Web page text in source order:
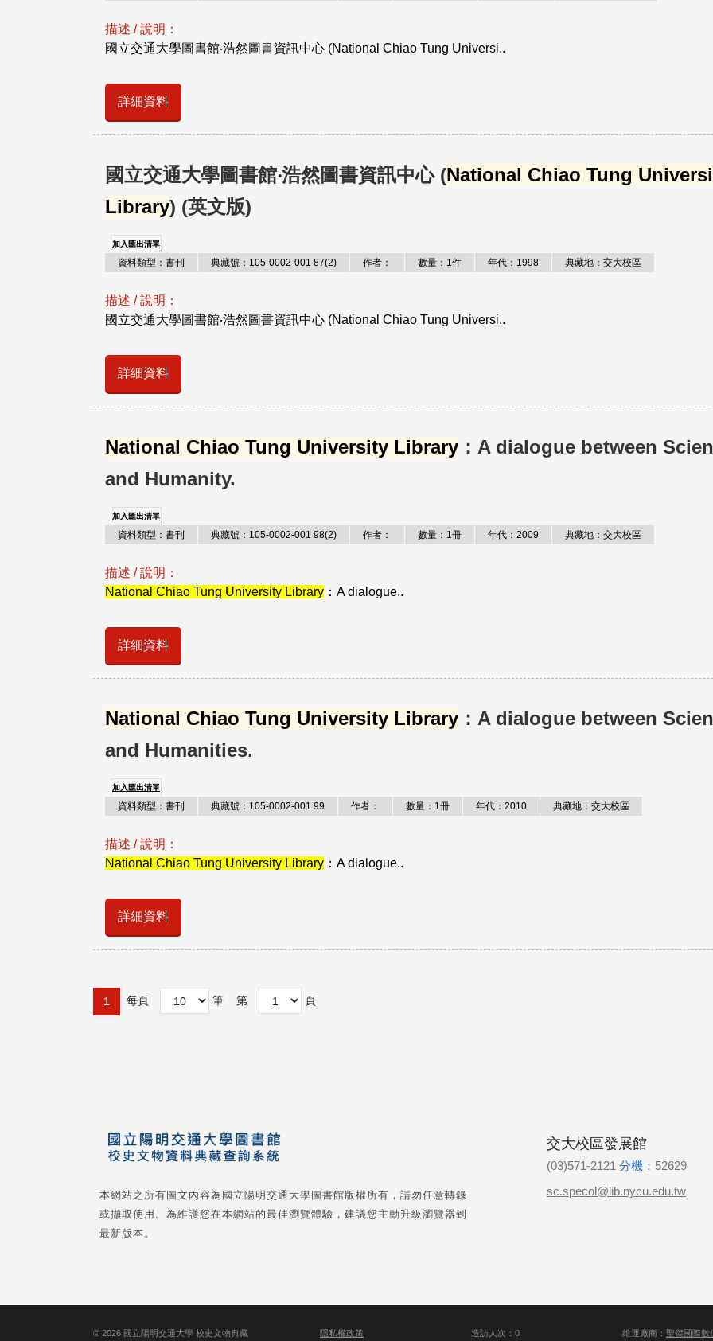
描述 / 說明：
國立交通大學圖書館‧浩然圖書資訊中心 (National Chiao Tung Universi..
詳細資料
國立交通大學圖書館‧浩然圖書資訊中心 (National Chiao Tung
Library) (英文版)
加入匯出清單
資料類型：書刊 典藏號：105-0002-001 87(2) 作者： 數量：1件 年代：1998 典藏地：交大校區
描述 / 說明：
國立交通大學圖書館‧浩然圖書資訊中心 (National Chiao Tung Universi..
詳細資料
National Chiao Tung University Library ：A dialogue between
and Humanity.
加入匯出清單
資料類型：書刊 典藏號：105-0002-001 98(2) 作者： 數量：1冊 年代：2009 典藏地：交大校區
描述 / 說明：
National Chiao Tung University Library ：A dialogue..
詳細資料
National Chiao Tung University Library ：A dialogue between
and Humanities.
加入匯出清單
資料類型：書刊 典藏號：105-0002-001 99 作者： 數量：1冊 年代：2010 典藏地：交大校區
描述 / 說明：
National Chiao Tung University Library ：A dialogue..
詳細資料
1 每頁 筆 第 頁
本網站之所有圖文內容為國立陽明交通大學圖書館版權所有，請勿任意轉錄
或擷取使用。為維護您在本網站的最佳瀏覽體驗，建議您主動升級瀏覽器到
最新版本。
交大校區發展館
(03)571-2121 分機： 52629
sc.specol@lib.nycu.edu.tw
© 2026 國立陽明交通大學 校史文物典藏 隱私權政策 造訪人次：0 維運廠商： 聖傑國際數